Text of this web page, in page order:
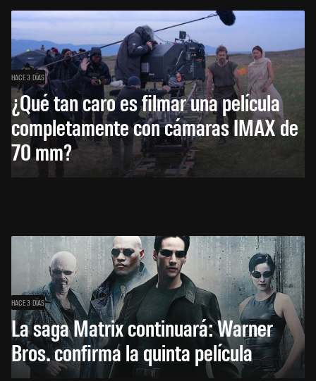
HACE 3 DÍAS
¿Qué tan caro es filmar una película
completamente con cámaras IMAX de
70 mm?
HACE 3 DÍAS
La saga Matrix continuará: Warner
Bros. confirma la quinta película